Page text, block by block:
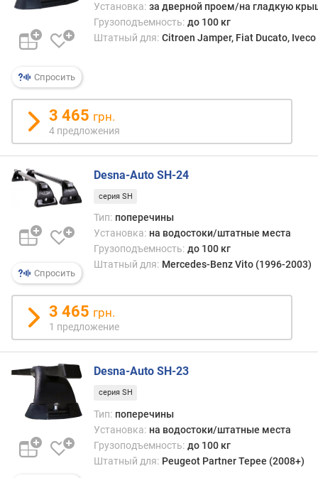
Спросить
Установка: за дверной проем/на гладкую
Грузоподъемность: до 100 кг
Штатный для: Citroen Jamper, Fiat Ducato,
3 465 грн.
4 предложения
Спросить
Desna-Auto SH-24
серия SH
Тип: поперечины
Установка: на водостоки/штатные места
Грузоподъемность: до 100 кг
Штатный для: Mercedes-Benz Vito (1996-2003)
3 465 грн.
1 предложение
Desna-Auto SH-23
серия SH
Тип: поперечины
Установка: на водостоки/штатные места
Грузоподъемность: до 100 кг
Штатный для: Peugeot Partner Tepee (2008+)